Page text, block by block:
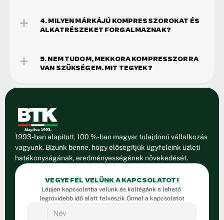
4. MILYEN MÁRKÁJÚ KOMPRESSZOROKAT ÉS
ALKATRÉSZEKET FORGALMAZNAK?
5. NEM TUDOM, MEKKORA KOMPRESSZORRA
VAN SZÜKSÉGEM. MIT TEGYEK?
1993-ban alapított, 100 %-ban magyar tulajdonú vállalkozás
vagyunk. Bízunk benne, hogy elősegítjük ügyfeleink üzleti
hatékonyságának, eredményességének növekedését.
VEGYE FEL VELÜNK A KAPCSOLATOT!
Lépjen kapcsolatba velünk és kollégánk a lehető
legrövidebb idő alatt felveszik Önnel a kapcsolatot